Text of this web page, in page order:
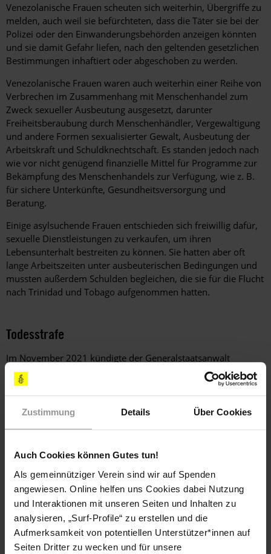
Zustimmung Details Über Cookies
Auch Cookies können Gutes tun!
Als gemeinnütziger Verein sind wir auf Spenden
angewiesen. Online helfen uns Cookies dabei Nutzung
und Interaktionen mit unseren Seiten und Inhalten zu
analysieren, „Surf-Profile“ zu erstellen und die
Aufmerksamkeit von potentiellen Unterstützer*innen auf
Seiten Dritter zu wecken und für unsere
Venezolanische Frauen scheuten sich weiterhin, Übergriffe zu
melden, auch weil sie befürchteten, dass die Täter sie bei der
Polizei oder den Einwanderungsbehörden anzeigen könnten
und sie damit Gefahr liefen, nach den geltenden gesetzlichen
Bestimmungen inhaftiert oder abgeschoben zu werden.
Venezolanische Frauen waren auch weiterhin einer Reihe von
Verbrechen im Zusammenhang mit Menschenhandel zum
Zweck sexueller Ausbeutung ausgesetzt, darunter
Freiheitsberaubung durch Menschenhändler, Vergewaltigung
und andere Formen sexualisierter Gewalt, Ausbeutung der
Arbeitskraft und Schuldknechtschaft. Es standen jedoch nach
wie vor nicht genügend finanzielle Mittel für Programme zur
Bekämpfung des Menschenhandels zur Verfügung, wie z. B.
für sichere Unterkünfte, Gesundheitsversorgung und
Beratung.
Einige asylsuchende Frauen entschieden sich freiwillig dafür,
sexuelle Dienstleistungen zu verkaufen, um ihren
Lebensunterhalt bestreiten zu können. Sie hatten aber oft
lange Arbeitszeiten unter ausbeuterischen Bedingungen und
mussten außerdem Schulden begleichen, die sie für die Flucht
nach Trinidad und Tobago aufgenommen hatten.
Todesstrafe
Im November 2021 kündigte der Generalstaatsanwalt
nationale Konsultationen über die nach wie vor bestehende
obligatorische Todesstrafe an. Ein Urteil des
Rechtsausschusses des Kronrats (Judicial Committee of the
Privy Council – JCPC) im Vereinigten Königreich, dem
Rechte von Lesben, Schwulen, Bisexuellen, Trans-
und Intergeschlechtlichen (LGBTI+)
Der Generalstaatsanwalt kündigte nationale Konsultationen
zu Rechtsvorschriften an, die gleichgeschlechtliche sexuelle
Beziehungen unter Strafe stellen. Ein Urteil des JCPC, das